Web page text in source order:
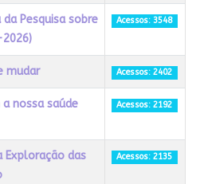
Pesquisa sobre
Acessos: 3548
mudar Acessos: 2402
nossa saúde
Acessos: 2192
Exploração das
Acessos: 2135